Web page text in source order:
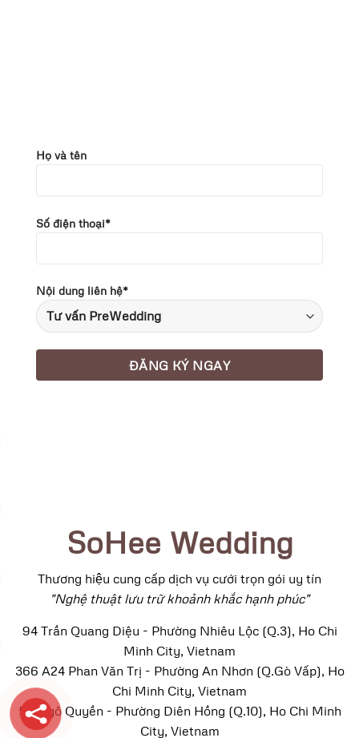
Họ và tên
Số điện thoại*
Nội dung liên hệ*
SoHee Wedding
Thương hiệu cung cấp dịch vụ cưới trọn gói uy tín
"Nghệ thuật lưu trữ khoảnh khắc hạnh phúc"
94 Trần Quang Diệu - Phường Nhiêu Lộc (Q.3), Ho Chi
Minh City, Vietnam
366 A24 Phan Văn Trị - Phường An Nhơn (Q.Gò Vấp), Ho
Chi Minh City, Vietnam
52 Ngô Quyền - Phường Diên Hồng (Q.10), Ho Chi Minh
City, Vietnam